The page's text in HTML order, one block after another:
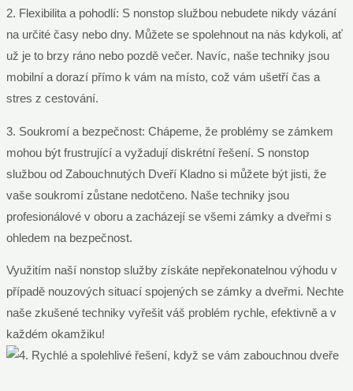
2. Flexibilita a pohodlí: S nonstop službou nebudete nikdy vázání
na určité časy nebo dny. Můžete se spolehnout na nás kdykoli, ať
už je to brzy ráno nebo pozdě večer. Navíc, naše techniky jsou
mobilní a dorazí přímo k vám na místo, což vám ušetří čas a
stres z cestování.
3. Soukromí a bezpečnost: Chápeme, že problémy se zámkem
mohou být frustrující a vyžadují diskrétní řešení. S nonstop
službou od Zabouchnutých Dveří Kladno si můžete být jisti, že
vaše soukromí zůstane nedotčeno. Naše techniky jsou
profesionálové v oboru a zacházejí se všemi zámky a dveřmi s
ohledem na bezpečnost.
Využitím naší nonstop služby získáte nepřekonatelnou výhodu v
případě nouzových situací spojených se zámky a dveřmi. Nechte
naše zkušené techniky vyřešit váš problém rychle, efektivně a v
každém okamžiku!